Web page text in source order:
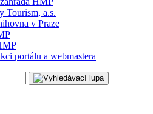
Tourism, a.s.
v Praze
portálu a webmastera